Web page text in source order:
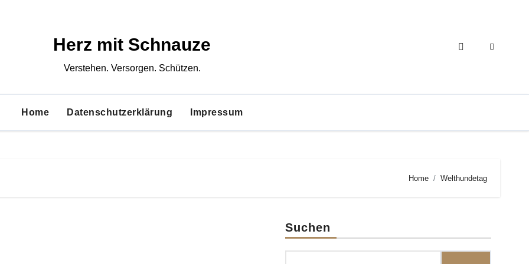
Herz mit Schnauze
Verstehen. Versorgen. Schützen.
Home Datenschutzerklärung Impressum
Home Welthundetag
Suchen